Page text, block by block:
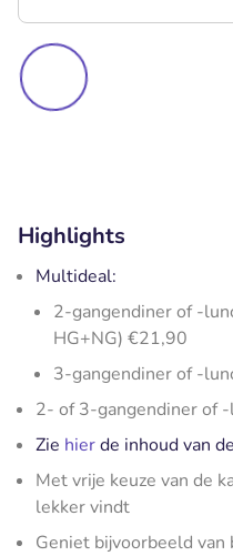
Highlights
Multideal:
2-gangendiner of -
HG+NG) €21,90
3-gangendiner of -
2- of 3-gangendiner of -
Zie hierde inhoud van
Met vrije keuze van de
lekker vindt
Geniet bijvoorbeeld van